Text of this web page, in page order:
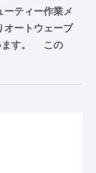
ーティー作業メ
ートウェーブ
ます。 この